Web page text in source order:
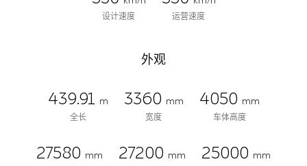
设计速度
运营速度
外观
439.91 m
全长
3360 mm
宽度
4050 mm
车体高度
27580 mm
27200 mm
25000 mm